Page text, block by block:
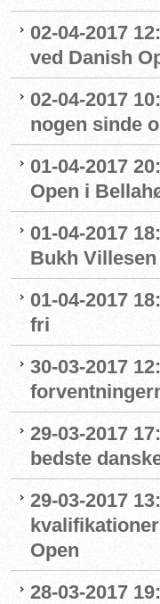
02-04-2017
ved Danish
02-04-2017
nogen sinde
01-04-2017
Open i
01-04-2017
Bukh
01-04-2017
fri
30-03-2017
29-03-2017
bedste
29-03-2017
Open
28-03-2017